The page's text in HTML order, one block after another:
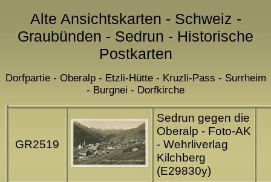
Alte Ansichtskarten - Schweiz -
Graubünden - Sedrun - Historische
Postkarten
Dorfpartie - Oberalp - Etzli-Hütte - Kruzli-Pass - Surrheim
- Burgnei - Dorfkirche
GR2519
Sedrun gegen die
Oberalp - Foto-AK
- Wehrliverlag
Kilchberg
(E29830y)